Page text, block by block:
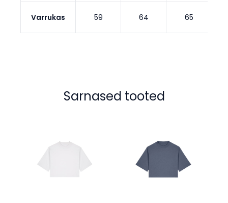
Varrukas 59 64 65
Sarnased tooted